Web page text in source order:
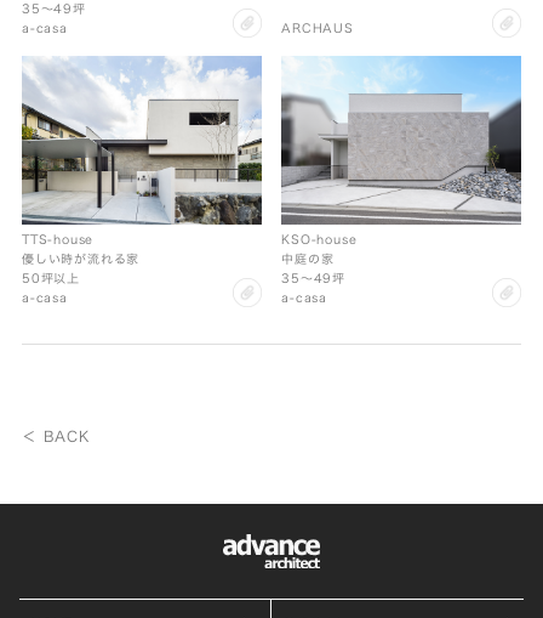
clip
35〜49坪
a-casa
ARCHAUS
TTS-house
優しい時が流れる家
50坪以上
a-casa
KSO-house
中庭の家
35〜49坪
a-casa
＜ BACK